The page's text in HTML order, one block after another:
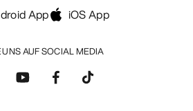
UNS AUF SOCIAL MEDIA
App iOS App